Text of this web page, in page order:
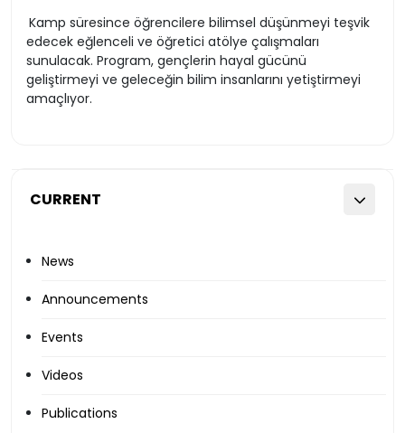
CURRENT
News
Announcements
Events
Videos
Publications
Kamp süresince öğrencilere bilimsel düşünmeyi teşvik
edecek eğlenceli ve öğretici atölye çalışmaları
sunulacak. Program, gençlerin hayal gücünü
geliştirmeyi ve geleceğin bilim insanlarını yetiştirmeyi
amaçlıyor.